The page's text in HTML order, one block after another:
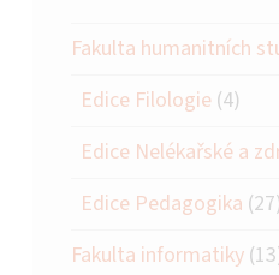
Fakulta humanitních
Edice Filologie (4)
Edice Nelékařské a
Edice Pedagogika (27)
Fakulta informatiky